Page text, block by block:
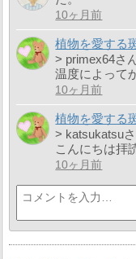
10ヶ月前
植物を愛する
> primex64さ
温度によって
10ヶ月前
植物を愛する
> katsukatsu
こんにちは拝
10ヶ月前